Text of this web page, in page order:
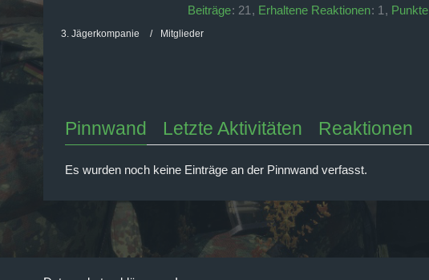
Beiträge
21 Erhaltene Reaktionen 1 Punkte
3. Jägerkompanie Mitglieder
Pinnwand Letzte Aktivitäten Reaktionen
Es wurden noch keine Einträge an der Pinnwand verfasst.